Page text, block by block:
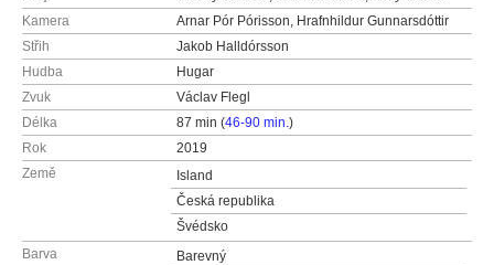
Kamera
Arnar Pór Pórisson, Hrafnhildur Gunnarsdóttir
Střih
Jakob Halldórsson
Hudba
Hugar
Zvuk
Václav Flegl
Délka
87 min (46-90 min.)
Rok
2019
Země
Island
Česká republika
Švédsko
Barva
Barevný